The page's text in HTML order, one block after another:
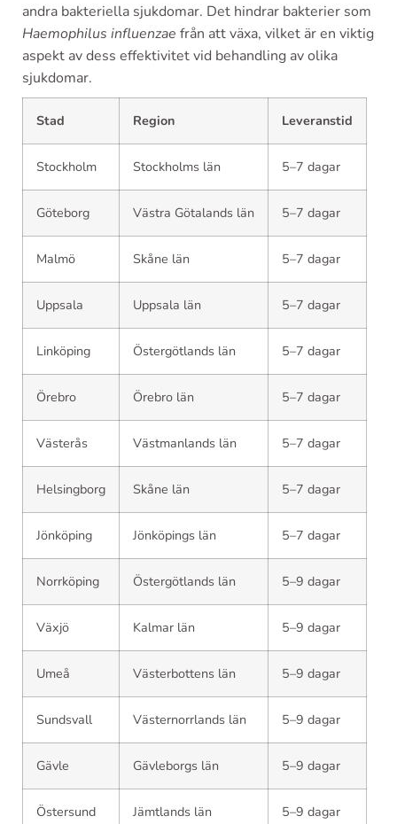
andra bakteriella sjukdomar. Det hindrar bakterier som
Haemophilus influenzae från att växa, vilket är en viktig
aspekt av dess effektivitet vid behandling av olika
sjukdomar.
Stad Region Leveranstid
Stockholm Stockholms län 5–7 dagar
Göteborg Västra Götalands län 5–7 dagar
Malmö Skåne län 5–7 dagar
Uppsala Uppsala län 5–7 dagar
Linköping Östergötlands län 5–7 dagar
Örebro Örebro län 5–7 dagar
Västerås Västmanlands län 5–7 dagar
Helsingborg Skåne län 5–7 dagar
Jönköping Jönköpings län 5–7 dagar
Norrköping Östergötlands län 5–9 dagar
Växjö Kalmar län 5–9 dagar
Umeå Västerbottens län 5–9 dagar
Sundsvall Västernorrlands län 5–9 dagar
Gävle Gävleborgs län 5–9 dagar
Östersund Jämtlands län 5–9 dagar